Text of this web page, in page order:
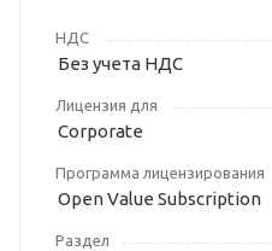
НДС
Без учета НДС
Лицензия для
Corporate
Программа лицензирования
Open Value Subscription
Раздел